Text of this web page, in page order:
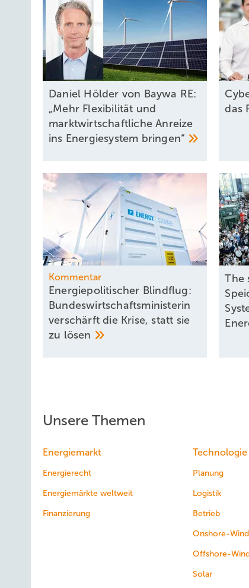
Daniel Hölder von Baywa RE:
„Mehr Flexibilität und
marktwirtschaftliche Anreize
ins Energiesystem bringen“
das
Kommentar
Energiepolitischer Blindflug:
Bundeswirtschaftsministerin
verschärft die Krise, statt sie
zu lösen
The
Unsere Themen
Energiemarkt
Energierecht
Energiemärkte weltweit
Finanzierung
Technologie
Planung
Logistik
Betrieb
Onshore-Wind
Offshore-Wind
Solar